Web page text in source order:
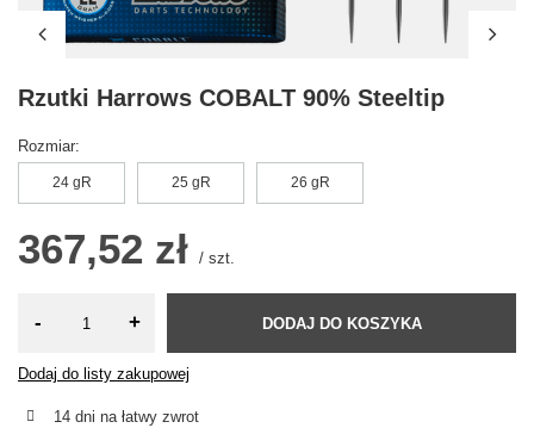
Rzutki Harrows COBALT 90% Steeltip
Rozmiar
24 gR 25 gR 26 gR
367,52 zł / szt.
- + DODAJ DO KOSZYKA
Dodaj do listy zakupowej
14 dni na łatwy zwrot